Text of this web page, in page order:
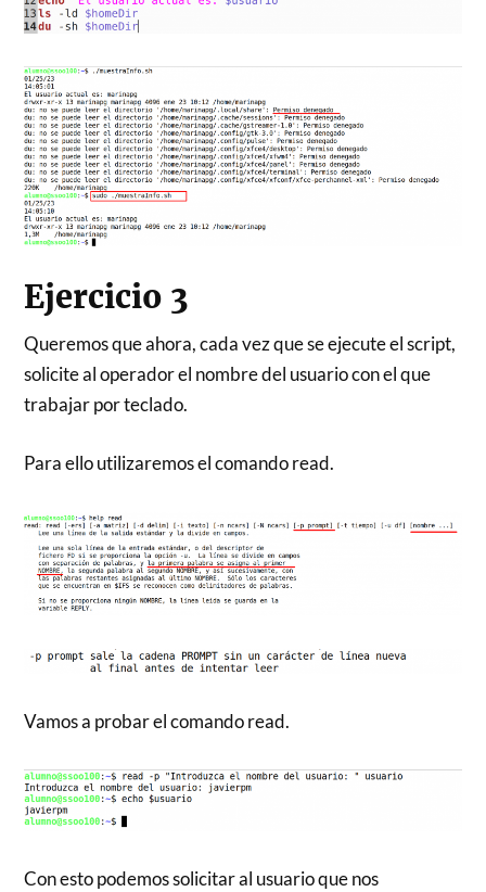
Ejercicio 3
Queremos que ahora, cada vez que se ejecute el script,
solicite al operador el nombre del usuario con el que
trabajar por teclado.
Para ello utilizaremos el comando read.
Vamos a probar el comando read.
Con esto podemos solicitar al usuario que nos